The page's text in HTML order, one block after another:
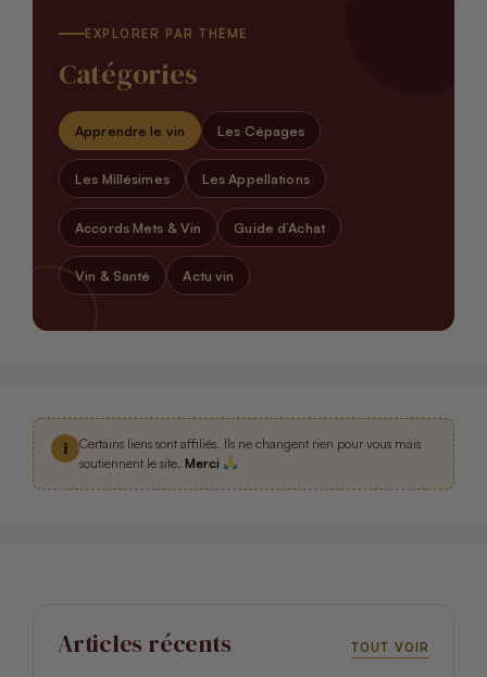
EXPLORER PAR THÈME
Catégories
Apprendre le vin Les Cépages
Les Millésimes Les Appellations
Accords Mets & Vin Guide d’Achat
Vin & Santé Actu vin
i
Certains liens sont affiliés. Ils ne changent rien pour vous mais
soutiennent le site. Merci
Articles récents TOUT VOIR